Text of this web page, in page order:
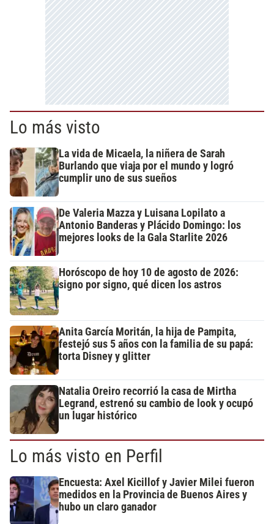
Lo más visto
La vida de Micaela, la niñera de Sarah
Burlando que viaja por el mundo y logró
cumplir uno de sus sueños
De Valeria Mazza y Luisana Lopilato a
Antonio Banderas y Plácido Domingo: los
mejores looks de la Gala Starlite 2026
Horóscopo de hoy 10 de agosto de 2026:
signo por signo, qué dicen los astros
Anita García Moritán, la hija de Pampita,
festejó sus 5 años con la familia de su papá:
torta Disney y glitter
Natalia Oreiro recorrió la casa de Mirtha
Legrand, estrenó su cambio de look y ocupó
un lugar histórico
Lo más visto en Perfil
Encuesta: Axel Kicillof y Javier Milei fueron
medidos en la Provincia de Buenos Aires y
hubo un claro ganador